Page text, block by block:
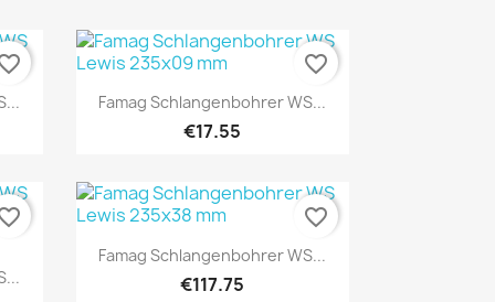
Quick view
Famag Schlangenbohrer WS...
€17.55
favorite_border
Quick view
Famag Schlangenbohrer WS...
€117.75
favorite_border